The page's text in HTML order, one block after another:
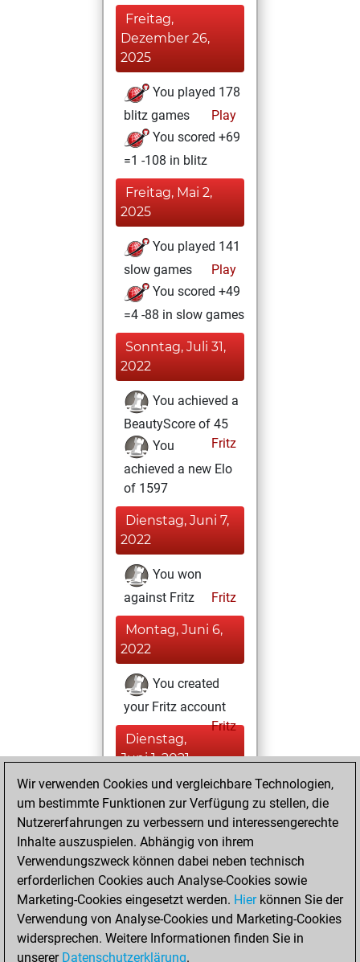
Freitag,
Dezember 26,
2025
You played 178
blitz games
Play
You scored +69
=1 -108 in blitz
Freitag, Mai 2,
2025
You played 141
slow games
Play
You scored +49
=4 -88 in slow games
Sonntag, Juli 31,
2022
You achieved a
BeautyScore of 45
Fritz
You
achieved a new Elo
of 1597
Dienstag, Juni 7,
2022
You won
against Fritz
Fritz
Montag, Juni 6,
2022
You created
your Fritz account
Fritz
Dienstag,
Juni 1, 2021
You had a best
sprint of 66 positions
Tactics
Montag,
September 21,
2020
You played 14
bullet games
Play
Wir verwenden Cookies und vergleichbare Technologien,
um bestimmte Funktionen zur Verfügung zu stellen, die
Nutzererfahrungen zu verbessern und interessengerechte
Inhalte auszuspielen. Abhängig von ihrem
Verwendungszweck können dabei neben technisch
erforderlichen Cookies auch Analyse-Cookies sowie
Marketing-Cookies eingesetzt werden. Hierkönnen Sie der
Verwendung von Analyse-Cookies und Marketing-Cookies
widersprechen. Weitere Informationen finden Sie in
unserer Datenschutzerklärung.